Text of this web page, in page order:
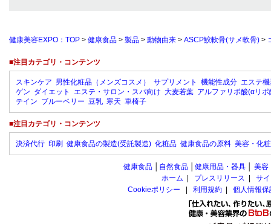
健康美容EXPO：TOP > 健康食品 > 製品 > 動物由来 > ASCP鮫軟骨(サメ軟骨) >
■注目カテゴリ・コンテンツ
スキンケア 男性化粧品（メンズコスメ） サプリメント 機能性成分 エステ
ゲン ダイエット エステ・サロン・スパ向け 大麦若葉 アルファリポ酸(αリポ
テイン ブルーベリー 豆乳 寒天 車椅子
■注目カテゴリ・コンテンツ
決済代行 印刷 健康食品の製造(受託製造) 化粧品 健康食品の原料 美容・化
健康食品 自然食品 健康用品・器具 美容
ホーム
プレスリリース
サ
Cookieポリシー
利用規約 個人情報